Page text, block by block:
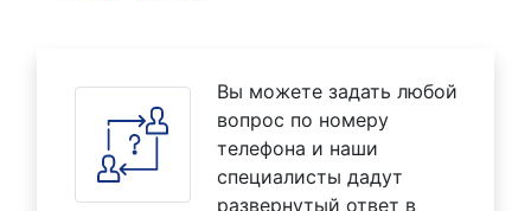
Вы можете задать любой
вопрос по номеру
телефона и наши
специалисты дадут
развернутый ответ в